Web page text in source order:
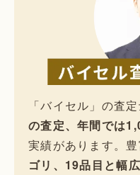
「バイセル」の査定
の査定、年間では
実績があります。
ゴリ、19品目と幅